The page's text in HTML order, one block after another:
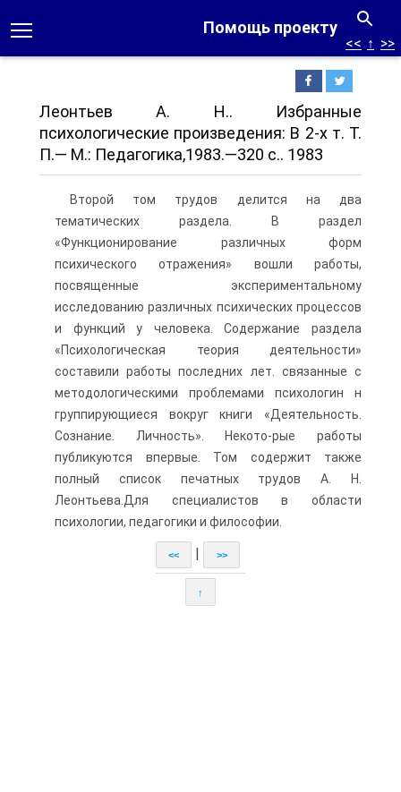
Помощь проекту
<< ↑ >>
Леонтьев А. Н.. Избранные
психологические произведения: В 2-х т. Т.
П.— М.: Педагогика,1983.—320 с.. 1983
Второй том трудов делится на два
тематических раздела. В раздел
«Функционирование различных форм
психического отражения» вошли работы,
посвященные экспериментальному
исследованию различных психических процессов
и функций у человека. Содержание раздела
«Психологическая теория деятельности»
составили работы последних лет. связанные с
методологическими проблемами психологин н
группирующиеся вокруг книги «Деятельность.
Сознание. Личность». Некото-рые работы
публикуются впервые. Том содержит также
полный список печатных трудов А. Н.
Леонтьева.Для специалистов в области
психологии, педагогики и философии.
<< >>
↑